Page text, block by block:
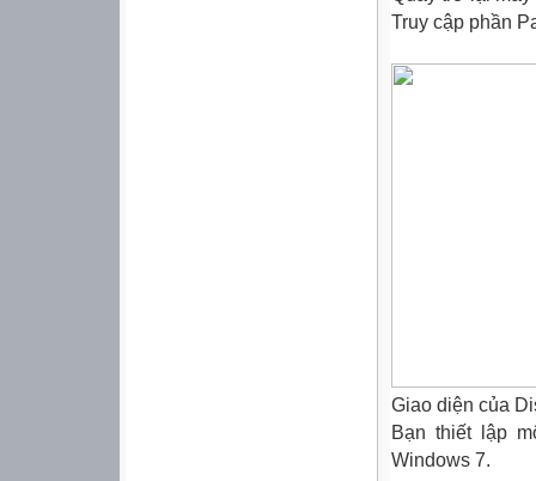
Truy cập phần
Giao diện của
Bạn thiết lập
Windows 7.